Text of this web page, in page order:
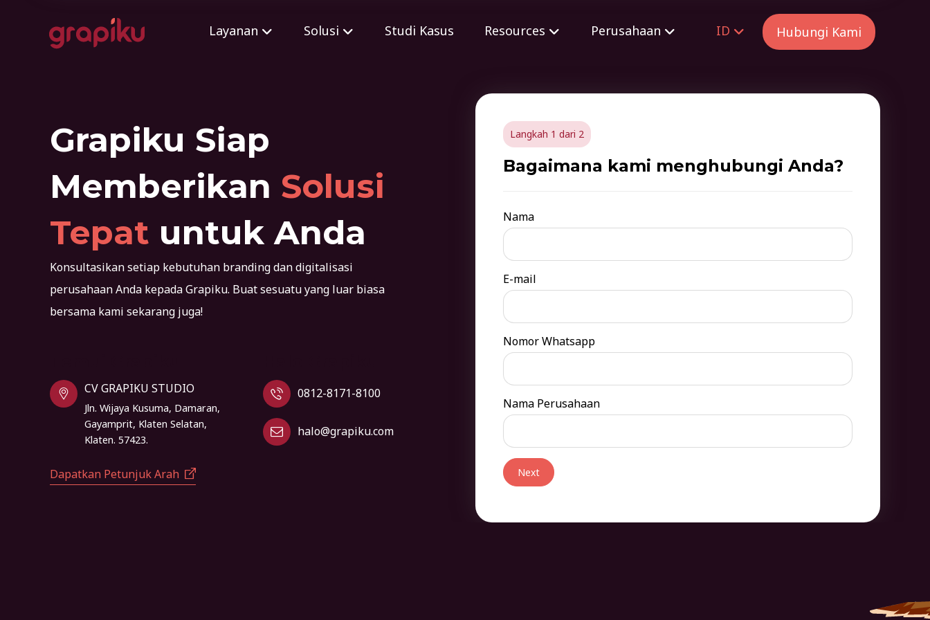
Layanan Solusi Studi Kasus Resources Perusahaan ID Hubungi Kami
Grapiku Siap
Memberikan Solusi
Tepat untuk Anda
Konsultasikan setiap kebutuhan branding dan digitalisasi
perusahaan Anda kepada Grapiku. Buat sesuatu yang luar biasa
bersama kami sekarang juga!
CV GRAPIKU STUDIO
Jln. Wijaya Kusuma, Damaran,
Gayamprit, Klaten Selatan,
Klaten. 57423.
Dapatkan Petunjuk Arah
0812-8171-8100
halo@grapiku.com
Langkah 1 dari 2
Bagaimana kami menghubungi Anda?
Nama
E-mail
Nomor Whatsapp
Nama Perusahaan
Next
l